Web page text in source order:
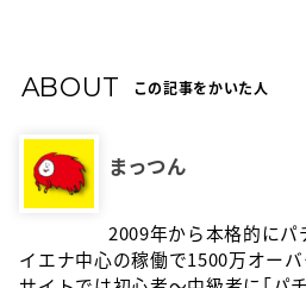
ABOUT この記事をかいた人
まっつん
2009年から本格的にパ
イエナ中心の稼働で1500万オー